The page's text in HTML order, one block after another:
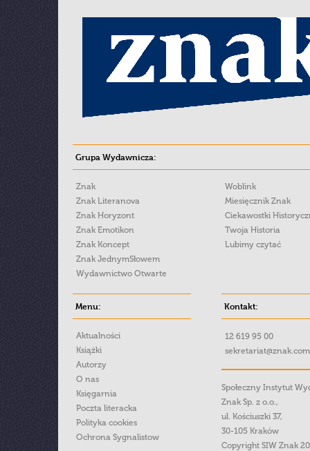
Grupa Wydawnicza:
Znak
Znak Literanova
Znak Horyzont
Znak Emotikon
Znak Koncept
Znak JednymSłowem
Wydawnictwo Otwarte
Woblink
Miesięcznik Znak
Ciekawostki
Twoja Historia
Lubimy czytać
Menu:
Aktualności
Książki
Autorzy
O nas
Księgarnia
Poczta literacka
Polityka cookies
Ochrona Sygnalistow
Kontakt:
12 619 95 00
Społeczny Instytut
Znak Sp. z o.o.,
ul. Kościuszki 37,
30-105 Kraków
Copyright SIW Znak